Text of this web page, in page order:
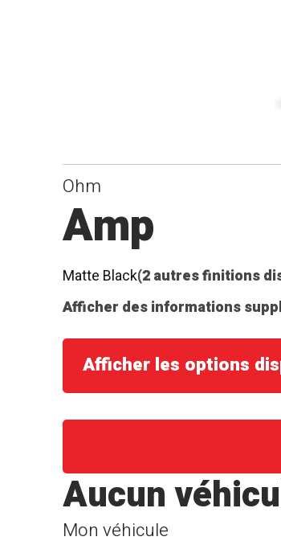
Ohm
Amp
Matte Black(2 autres finitions
Afficher des informations
Afficher les options
Mon véhicule
Aucun